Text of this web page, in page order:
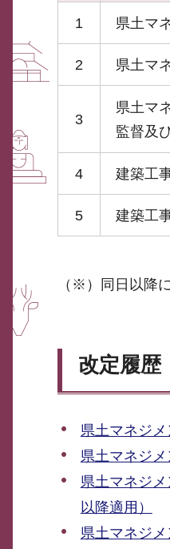
1 県土マ
2 県土マ
3
県土マ
監督及
4 建築工
5 建築工
（※）同日以降
改定履歴
県土マネジ
県土マネジ
県土マネジ
以降適用）
県土マネジ